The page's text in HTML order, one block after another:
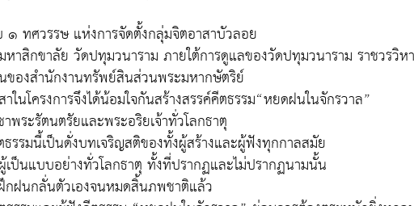
๑ ทศวรรษ แห่งการจัดตั้งกลุ่มจิตอาสาบัวลอย
หาสิกขาลัย วัดปทุมวนาราม ภายใต้การดูแลของวัดปทุมวนาราม ราชวรวิห
องสำนักงานทรัพย์สินส่วนพระมหากษัตริย์
ในโครงการจึงได้น้อมใจกันสร้างสรรค์คีตธรรม“หยดฝนในจักรวาล”
พระรัตนตรัยและพระอริยเจ้าทั่วโลกธาตุ
รรมนี้เป็นดั่งบทเจริญสติของทั้งผู้สร้างและผู้ฟังทุกกาลสมัย
เป็นแบบอย่างทั่วโลกธาตุ ทั้งที่ปรากฏและไม่ปรากฏนามนั้น
กฝนกลั่นตัวเองจนหมดสิ้นภพชาติแล้ว